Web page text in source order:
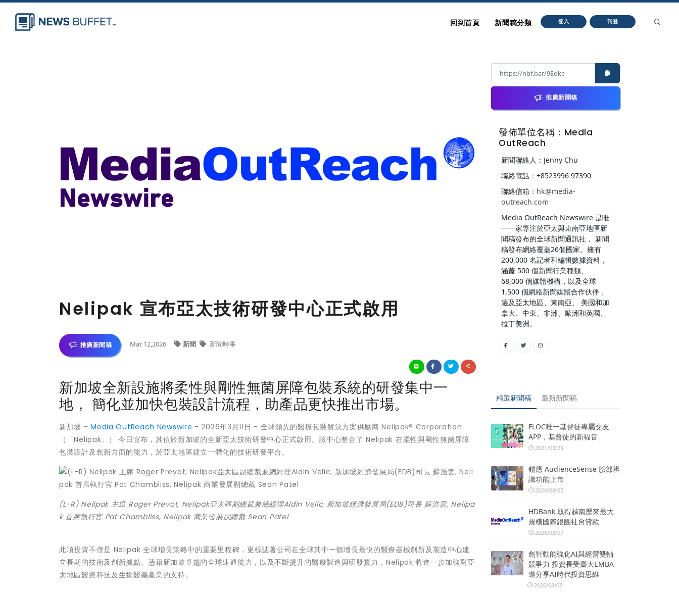
回到首頁 新聞稿分類 登入 刊登
Nelipak 宣布亞太技術研發中心正式啟用
推廣新聞稿 Mar 12,2026 新聞 新聞時事
新加坡全新設施將柔性與剛性無菌屏障包裝系統的研發集中一
地， 簡化並加快包裝設計流程，助產品更快推出市場。
新加坡 -Media OutReach Newswire - 2026年3月11日 - 全球領先的醫療包裝解決方案供應商 Nelipak® Corporation
（「Nelipak」） 今日宣布，其位於新加坡的全新亞太技術研發中心正式啟用。該中心整合了 Nelipak 在柔性與剛性無菌屏障
包裝設計及創新方面的能力，於亞太地區建立一體化的技術研發平台。
(L-R) Nelipak 主席 Roger Prevot, Nelipak亞太區副總裁兼總經理Aldin Velic, 新加坡經濟發展局(EDB)司長 蘇浩雲, Nelipa
k 首席執行官 Pat Chambliss, Nelipak 商業發展副總裁 Sean Patel
此項投資不僅是 Nelipak 全球增長策略中的重要里程碑，更標誌著公司在全球其中一個增長最快的醫療器械創新及製造中心建
立長期的技術及創新據點。憑藉新加坡卓越的全球連通能力，以及不斷提升的醫療製造與研發實力，Nelipak 將進一步加強對亞
太地區醫療科技及生物醫藥產業的支持。
推廣新聞稿
發佈單位名稱：Media
OutReach
新聞聯絡人：Jenny Chu
聯絡電話：+8523996 97390
聯絡信箱： hk@media-
outreach.com
Media OutReach Newswire 是唯
一一家專注於亞太與東南亞地區新
聞稿發布的全球新聞通訊社， 新聞
稿發布網絡覆蓋26個國家。擁有
200,000 名記者和編輯數據資料，
涵蓋 500 個新聞行業種類、
68,000 個媒體機構，以及全球
1,500 個網絡新聞媒體合作伙伴，
遍及亞太地區、東南亞、 美國和加
拿大、中東、非洲、歐洲和英國、
拉丁美洲。
精選新聞稿 最新新聞稿
FLOC唯一基督徒專屬交友
APP，基督徒的新福音
2021/03/29
鎧應 AudienceSense 臉部辨
識功能上市
2026/08/07
HDBank 取得越南歷來最大
規模國際銀團社會貸款
2026/08/07
創智動能強化AI與經營雙軸
競爭力 投資長受臺大EMBA
邀分享AI時代投資思維
2026/08/07